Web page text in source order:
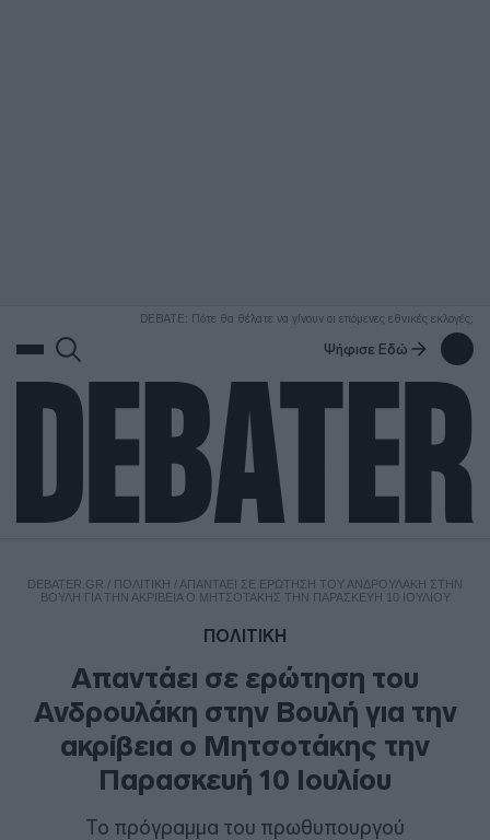
DEBATE: Πότε θα θέλατε να γίνουν οι επόμενες εθνικές εκλογές;
Ψήφισε Εδώ
DEBATER.GR / ΠΟΛΙΤΙΚΗ / ΑΠΑΝΤΆΕΙ ΣΕ ΕΡΏΤΗΣΗ ΤΟΥ ΑΝΔΡΟΥΛΆΚΗ ΣΤΗΝ
ΒΟΥΛΉ ΓΙΑ ΤΗΝ ΑΚΡΊΒΕΙΑ Ο ΜΗΤΣΟΤΆΚΗΣ ΤΗΝ ΠΑΡΑΣΚΕΥΉ 10 ΙΟΥΛΊΟΥ
ΠΟΛΙΤΙΚΗ
Απαντάει σε ερώτηση του
Ανδρουλάκη στην Βουλή για την
ακρίβεια ο Μητσοτάκης την
Παρασκευή 10 Ιουλίου
Το πρόγραμμα του πρωθυπουργού